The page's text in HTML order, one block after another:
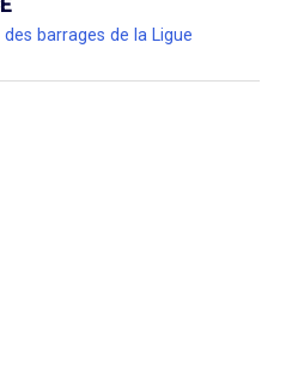
barrages de la Ligue